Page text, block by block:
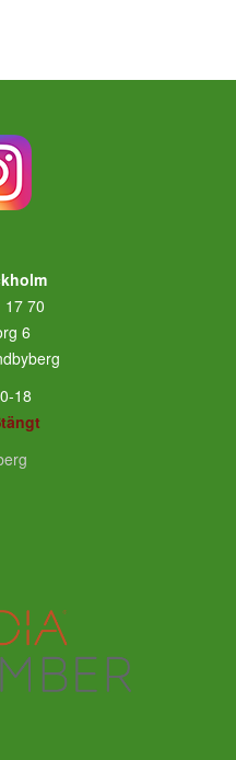
70
6
18